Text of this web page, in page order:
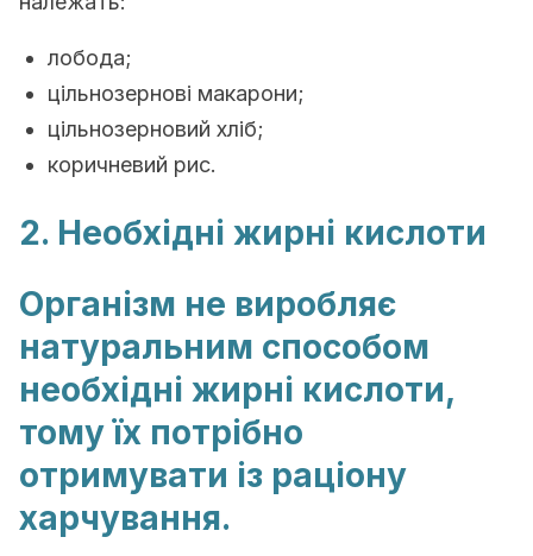
лобода;
цільнозернові макарони;
цільнозерновий хліб;
коричневий рис.
2. Необхідні жирні кислоти
Організм не виробляє
натуральним способом
необхідні жирні кислоти,
тому їх потрібно
отримувати із раціону
харчування.